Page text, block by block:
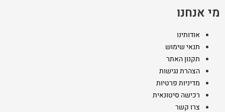
מי אנחנו
אודותינו
תנאי שימוש
תקנון האתר
הצהרת נגישות
מדיניות פרטיות
רכישה סיטונאית
צרו קשר